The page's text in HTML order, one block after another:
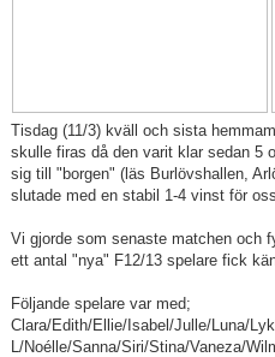
Tisdag (11/3) kväll och sista
skulle firas då den varit klar sedan 5
sig till "borgen" (läs Burlövshallen,
slutade med en stabil 1-4 vinst för
Vi gjorde som senaste matchen och
ett antal "nya" F12/13 spelare fick
Följande spelare var med;
Clara/Edith/Ellie/Isabel/Julle/Luna/
L/Noélle/Sanna/Siri/Stina/Vaneza/